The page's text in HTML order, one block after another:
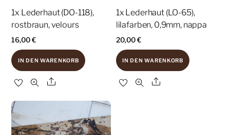
1x Lederhaut (DO-118),
rostbraun, velours
16,00€
IN DEN WARENKORB
Share
1x Lederhaut (LO-65),
lilafarben, 0,9mm, nappa
20,00€
IN DEN WARENKORB
Share